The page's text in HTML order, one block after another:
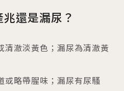
還是漏尿？
清澈淡黃色；漏尿為清澈黃
或略帶腥味；漏尿有尿騷